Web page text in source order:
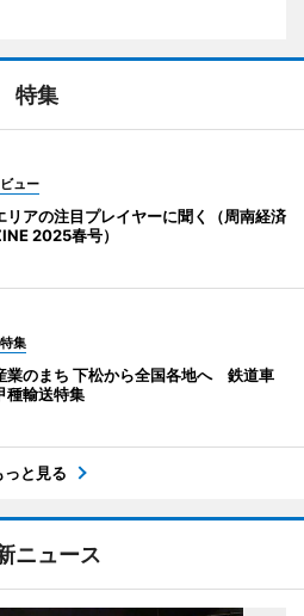
特集
ュー
リアの注目プレイヤーに聞く（周南経済
2025春号）
集
業のまち 下松から全国各地へ 鉄道車
種輸送特集
っと見る
ニュース